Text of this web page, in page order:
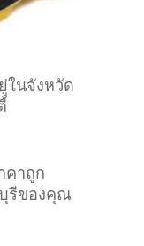
ในจังหวัด
คาถูก
รีของคุณ